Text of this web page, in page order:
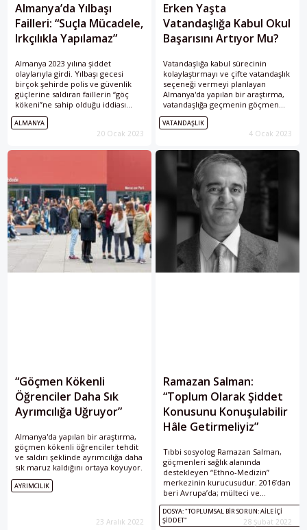
Almanya’da Yılbaşı
Failleri: “Suçla Mücadele,
Irkçılıkla Yapılamaz”
Almanya 2023 yılına şiddet
olaylarıyla girdi. Yılbaşı gecesi
birçok şehirde polis ve güvenlik
güçlerine saldıran faillerin “göç
kökeni”ne sahip olduğu iddiası
sıkça tartışıldı. Irkçılık araştırmaları
uzmanı Prof. Karim Fereidooni’ye
göre bu tartışmada bariz bir
ALMANYA
20 Ocak 2023
Erken Yaşta
Vatandaşlığa Kabul Okul
Başarısını Artıyor Mu?
Vatandaşlığa kabul sürecinin
kolaylaştırmayı ve çifte vatandaşlık
seçeneği vermeyi planlayan
Almanya'da yapılan bir araştırma,
vatandaşlığa geçmenin göçmen
çocukların eğitim sistemindeki
başarısını arttırdığını tespit ediyor.
VATANDAŞLIK
4 Ocak 2023
“Göçmen Kökenli
Öğrenciler Daha Sık
Ayrımcılığa Uğruyor”
Almanya'da yapılan bir araştırma,
göçmen kökenli öğrenciler tehdit
ve saldırı şeklinde ayrımcılığa daha
sık maruz kaldığını ortaya koyuyor.
AYRIMCILIK
23 Aralık 2022
Ramazan Salman:
“Toplum Olarak Şiddet
Konusunu Konuşulabilir
Hâle Getirmeliyiz”
Tıbbi sosyolog Ramazan Salman,
göçmenleri sağlık alanında
destekleyen “Ethno-Medizin”
merkezinin kurucusudur. 2016’dan
beri Avrupa’da; mülteci ve
göçmenler için hazırlanan en
büyük şiddet önleme projesini
yöneten Salman ile göç geçmişine
DOSYA: "TOPLUMSAL BIR SORUN: AILE İÇI
ŞIDDET"
28 Şubat 2022